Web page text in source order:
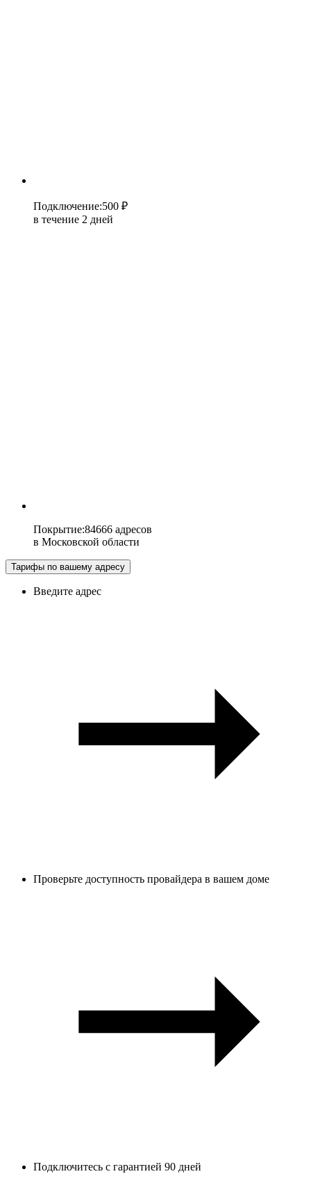
Подключение:500 ₽
в течение 2 дней
Покрытие:84666 адресов
в Московской области
Тарифы по вашему адресу
Введите адрес
Проверьте доступность провайдера в вашем доме
Подключитесь с гарантией 90 дней